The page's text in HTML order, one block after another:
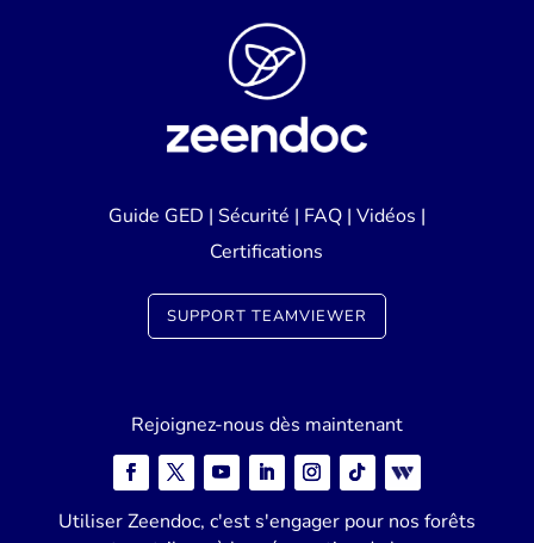
Guide GED | Sécurité | FAQ| Vidéos |
Certifications
SUPPORT TEAMVIEWER
Rejoignez-nous dès maintenant
Utiliser Zeendoc, c'est s'engager pour nos forêts